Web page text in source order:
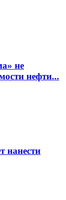
не
нефти...
нанести